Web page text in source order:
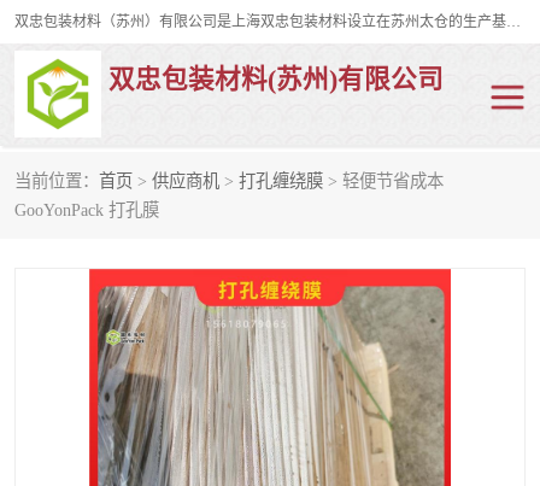
双忠包装材料（苏州）有限公司是上海双忠包装材料设立在苏州太仓的生产基地，占地约2万平米，产品主要有打孔缠绕膜，拉伸蜂窝纸，集装箱充气袋，滑托板，打包带，裹包网兜，防滑纸等箱体和托盘的运输和保护性包材。固永包材®，GooYon Pack®，是我们保护性包装材料的专属品牌。
双忠包装材料(苏州)有限公司
当前位置： 首页 > 供应商机 > 打孔缠绕膜 > 轻便节省成本
GooYonPack 打孔膜
打孔缠绕膜
裹包网兜 纤维打包带
充气袋
缠绕膜
托盘裹包网兜